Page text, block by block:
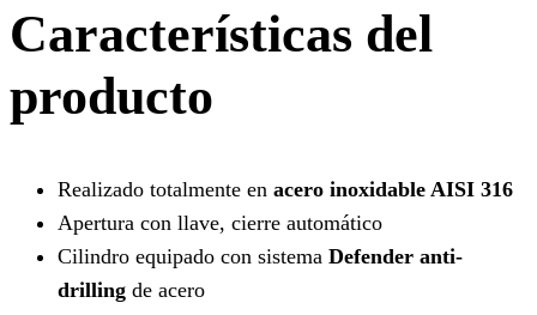
Características del
producto
Realizado totalmente en acero inoxidable AISI 316
Apertura con llave, cierre automático
Cilindro equipado con sistema Defender anti-
drilling de acero